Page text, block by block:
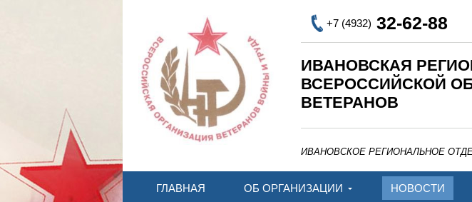
+7 (4932) 32-62-88
ИВАНОВСКАЯ
ВСЕРОССИЙСКОЙ
ВЕТЕРАНОВ
ИВАНОВСКОЕ РЕГИОНАЛЬНОЕ
ГЛАВНАЯ ОБ ОРГАНИЗАЦИИ НОВОСТИ